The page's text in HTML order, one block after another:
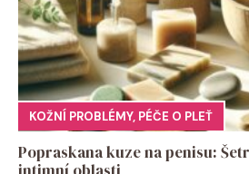
KOŽNÍ PROBLÉMY, PÉČE O PLEŤ
Popraskana kuze na penisu: